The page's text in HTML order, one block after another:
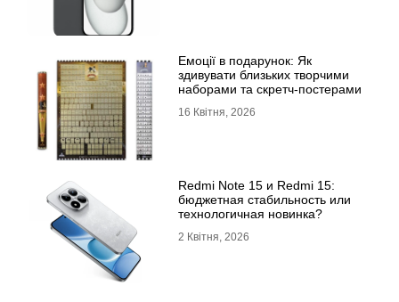
Емоції в подарунок: Як
здивувати близьких творчими
наборами та скретч-постерами
16 Квітня, 2026
Redmi Note 15 и Redmi 15:
бюджетная стабильность или
технологичная новинка?
2 Квітня, 2026